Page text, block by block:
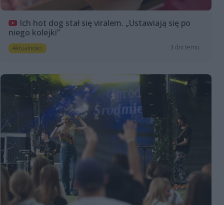
Ich hot dog stał się viralem. „Ustawiają się po
niego kolejki”
Aktualności 3 dni temu